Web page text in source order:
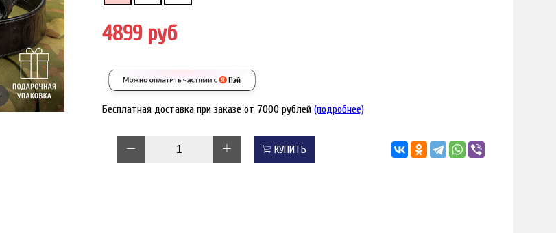
4899 руб
Бесплатная доставка при заказе от 7000 рублей (подробнее)
КУПИТЬ